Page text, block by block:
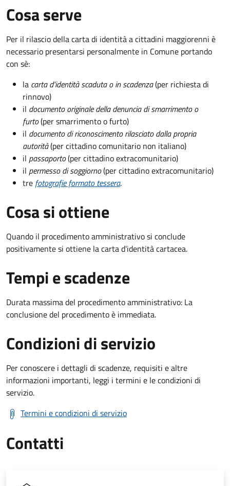
Cosa serve
Per il rilascio della carta di identità a cittadini maggiorenni è
necessario presentarsi personalmente in Comune portando
con sè:
la carta d'identità scaduta o in scadenza(per richiesta di
rinnovo)
il documento originale della denuncia di smarrimento o
furto(per smarrimento o furto)
il documento di riconoscimento rilasciato dalla propria
autorità(per cittadino comunitario non italiano)
il passaporto(per cittadino extracomunitario)
il permesso di soggiorno(per cittadino extracomunitario)
tre fotografie formato tessera.
Cosa si ottiene
Quando il procedimento amministrativo si conclude
positivamente si ottiene la carta d'identità cartacea.
Tempi e scadenze
Durata massima del procedimento amministrativo: La
conclusione del procedimento è immediata.
Condizioni di servizio
Per conoscere i dettagli di scadenze, requisiti e altre
informazioni importanti, leggi i termini e le condizioni di
servizio.
Termini e condizioni di servizio
Contatti